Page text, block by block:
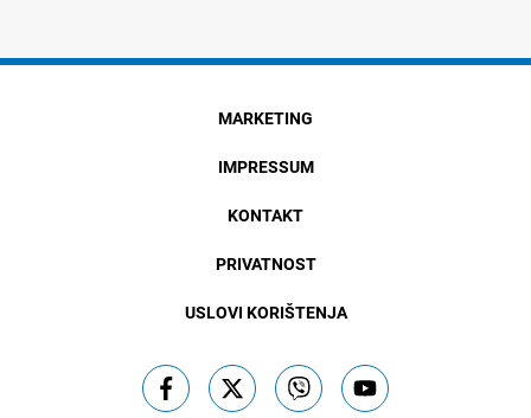
MARKETING
IMPRESSUM
KONTAKT
PRIVATNOST
USLOVI KORIŠTENJA